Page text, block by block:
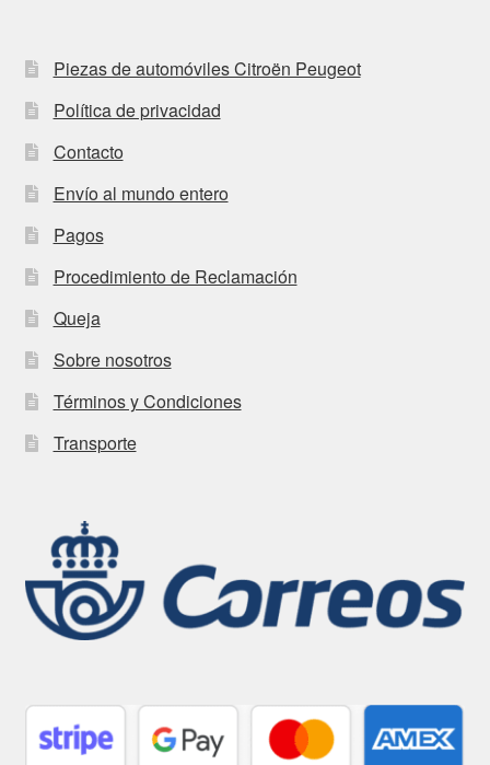
Piezas de automóviles Citroën Peugeot
Política de privacidad
Contacto
Envío al mundo entero
Pagos
Procedimiento de Reclamación
Queja
Sobre nosotros
Términos y Condiciones
Transporte